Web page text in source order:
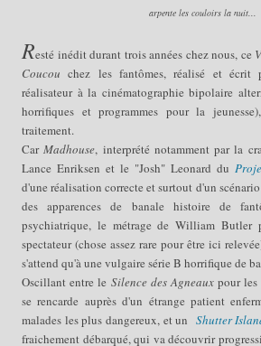
arpente les couloirs la nuit...
Resté inédit durant trois années chez nous, ce
Coucou chez les fantômes, réalisé et
réalisateur à la cinématographie bipolaire
horrifiques et programmes pour la
traitement.
Car Madhouse, interprété notamment par la
Lance Enriksen et le "Josh" Leonard du
d'une réalisation correcte et surtout d'un
des apparences de banale histoire de
psychiatrique, le métrage de William Butler
spectateur (chose assez rare pour être ici
s'attend qu'à une vulgaire série B horrifique de
Oscillant entre le Silence des Agneauxpour les
se rencarde auprès d'un étrange patient
malades les plus dangereux, et un Shutter
fraichement débarqué, qui va découvrir